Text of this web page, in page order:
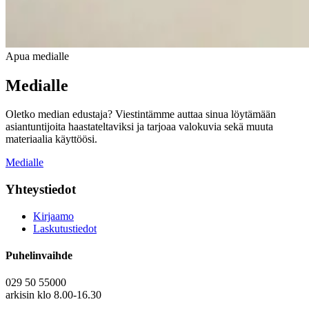
Apua medialle
Medialle
Oletko median edustaja? Viestintämme auttaa sinua löytämään
asiantuntijoita haastateltaviksi ja tarjoaa valokuvia sekä muuta
materiaalia käyttöösi.
Medialle
Yhteystiedot
Kirjaamo
Laskutustiedot
Puhelinvaihde
029 50 55000
arkisin klo 8.00-16.30